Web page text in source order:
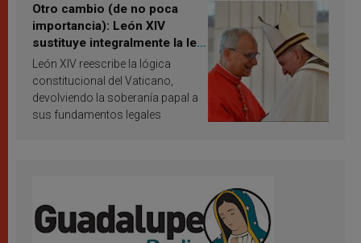
Otro cambio (de no poca
importancia): León XIV
sustituye integralmente la ley
vaticana de Papa Francisco
León XIV reescribe la lógica
constitucional del Vaticano,
devolviendo la soberanía papal a
sus fundamentos legales